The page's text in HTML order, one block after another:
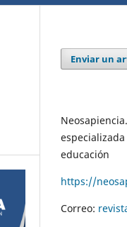
Enviar un
educación
https://
Correo: